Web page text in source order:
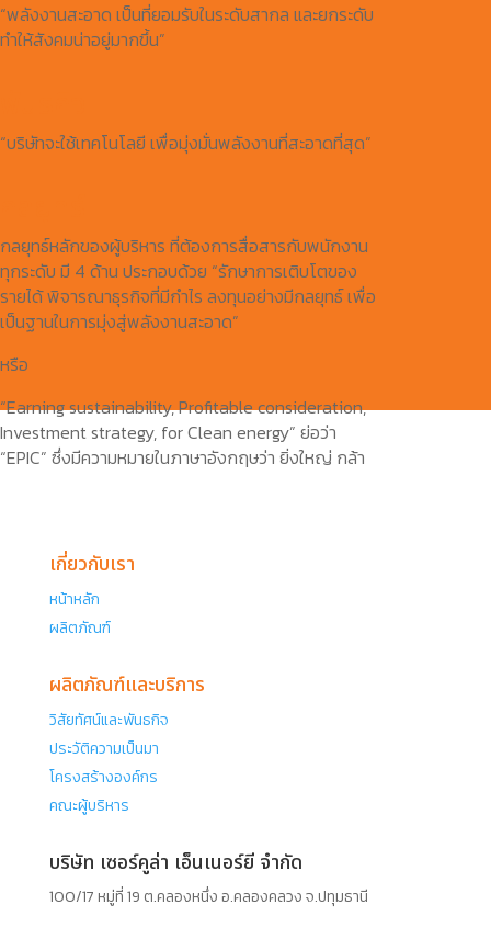
“พลังงานสะอาด เป็นที่ยอมรับในระดับสากล และยกระดับ
ทำให้สังคมน่าอยู่มากขึ้น”
“บริษัทจะใช้เทคโนโลยี เพื่อมุ่งมั่นพลังงานที่สะอาดที่สุด”
กลยุทธ์หลักของผู้บริหาร ที่ต้องการสื่อสารกับพนักงาน
ทุกระดับ มี 4 ด้าน ประกอบด้วย “รักษาการเติบโตของ
รายได้ พิจารณาธุรกิจที่มีกำไร ลงทุนอย่างมีกลยุทธ์ เพื่อ
เป็นฐานในการมุ่งสู่พลังงานสะอาด”
หรือ
“Earning sustainability, Profitable consideration,
Investment strategy, for Clean energy” ย่อว่า
“EPIC” ซึ่งมีความหมายในภาษาอังกฤษว่า ยิ่งใหญ่ กล้า
เกี่ยวกับเรา
หน้าหลัก
ผลิตภัณฑ์
ผลิตภัณฑ์และบริการ
วิสัยทัศน์และพันธกิจ
ประวัติความเป็นมา
โครงสร้างองค์กร
คณะผู้บริหาร
บริษัท เซอร์คูล่า เอ็นเนอร์ยี จำกัด
100/17 หมู่ที่ 19 ต.คลองหนึ่ง อ.คลองคลวง จ.ปทุมธานี